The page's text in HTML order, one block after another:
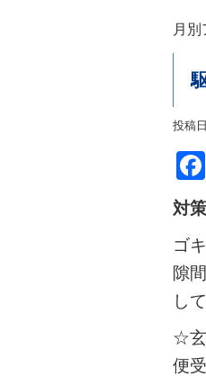
月別
投稿日
対
ゴ
隙
し
☆玄
便